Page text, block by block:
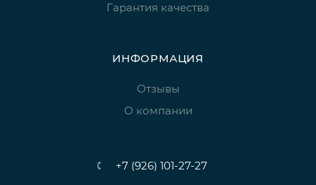
Гарантия качества
ИНФОРМАЦИЯ
Отзывы
О компании
+7 (926) 101-27-27